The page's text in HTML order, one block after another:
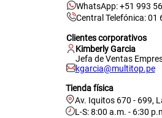
WhatsApp: +51 993
Central Telefónica: 01
Clientes corporativos
Kimberly Garcia
Jefa de Ventas
kgarcia@multitop.pe
Tienda física
Av. Iquitos 670 - 699,
L-S: 8:00 a.m. - 6:30